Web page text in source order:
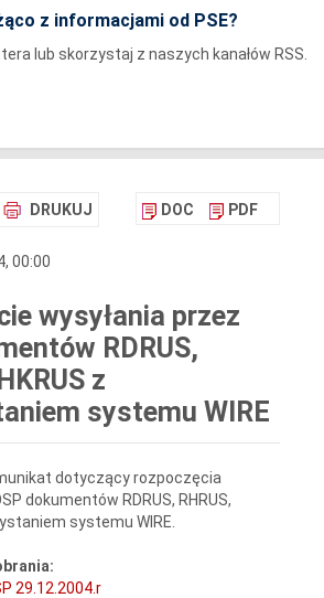
z informacjami od PSE?
lub skorzystaj z naszych kanałów RSS.
DRUKUJ DOC PDF
00:00
wysyłania przez
RDRUS,
z
systemu WIRE
dotyczący rozpoczęcia
dokumentów RDRUS, RHRUS,
systemu WIRE.
29.12.2004.r